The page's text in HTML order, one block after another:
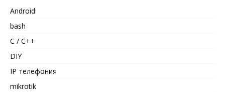
Android
bash
C / C++
DIY
IP телефония
mikrotik